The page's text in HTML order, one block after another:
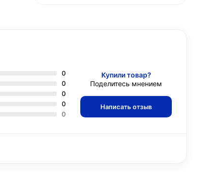
0
0
0
0
0
Купили товар?
Поделитесь мнением
Написать отзыв